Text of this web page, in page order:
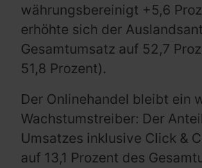
währungsbereinigt +5,6
erhöhte sich der
Gesamtumsatz auf 52,7
51,8 Prozent).
Der Onlinehandel bleibt ein
Wachstumstreiber: Der
Umsatzes inklusive Click &
auf 13,1 Prozent des